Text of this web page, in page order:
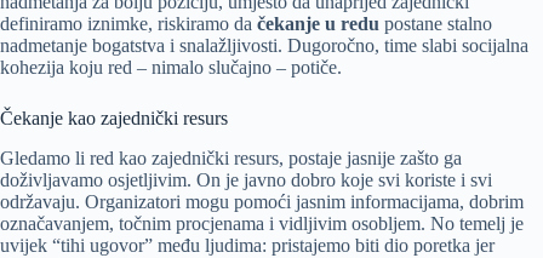
definiramo iznimke, riskiramo da čekanje u redu postane stalno
nadmetanje bogatstva i snalažljivosti. Dugoročno, time slabi socijalna
kohezija koju red – nimalo slučajno – potiče.
Čekanje kao zajednički resurs
Gledamo li red kao zajednički resurs, postaje jasnije zašto ga
doživljavamo osjetljivim. On je javno dobro koje svi koriste i svi
održavaju. Organizatori mogu pomoći jasnim informacijama, dobrim
označavanjem, točnim procjenama i vidljivim osobljem. No temelj je
uvijek “tihi ugovor” među ljudima: pristajemo biti dio poretka jer